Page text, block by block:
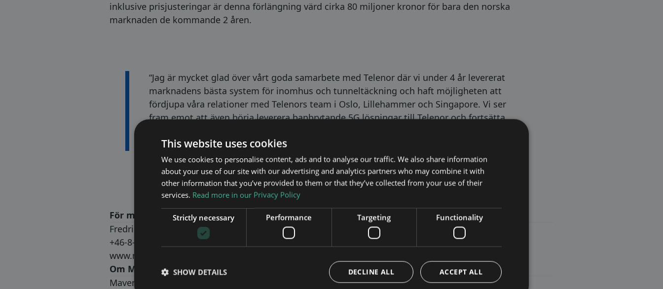
inklusive prisjusteringar är denna förlängning värd cirka 80 miljoner kronor för bara den norska
marknaden de kommande 2 åren.
“Jag är mycket glad över vårt goda samarbete med Telenor där vi under 4 år levererat
marknadens bästa system för inomhus och tunneltäckning och haft möjligheten att
fördjupa våra relationer med Telenors team i Oslo, Lillehammer och Singapore. Vi ser
fram emot att även börja leverera banbrytande 5G lösningar till Telenor och fortsätta
Wireless.
För mer information, kontakta:
Fredrik Ekström, CEO
+46-8-760 43 00
www.mavenwireless.com
Om Maven Wireless
Maven Wireless erbjuder banbrytande lösningar för trådlös inomhustäckning.
This website uses cookies
We use cookies to personalise content, ads and to analyse our traffic. We also share information
about your use of our site with our advertising and analytics partners who may combine it with
other information that you’ve provided to them or that they’ve collected from your use of their
services. Read more in our Privacy Policy
Strictly necessary Performance Targeting Functionality
ACCEPT ALL
DECLINE ALL
SHOW DETAILS